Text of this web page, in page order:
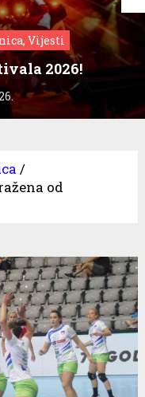
Vijesti
2026!
/
od